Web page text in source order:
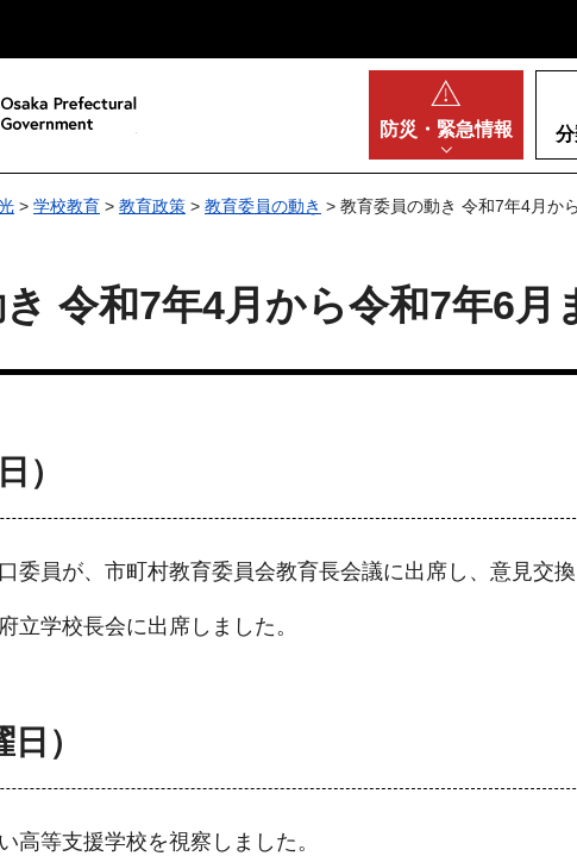
防災・ 緊急情報
> 学校教育 > 教育政策 > 教育委員の動き > 教育委員の動き 令和7年4月か
令和7年4月から令和7年6月
）
委員が、市町村教育委員会教育長会議に出席し、意見交換
立学校長会に出席しました。
）
高等支援学校を視察しました。